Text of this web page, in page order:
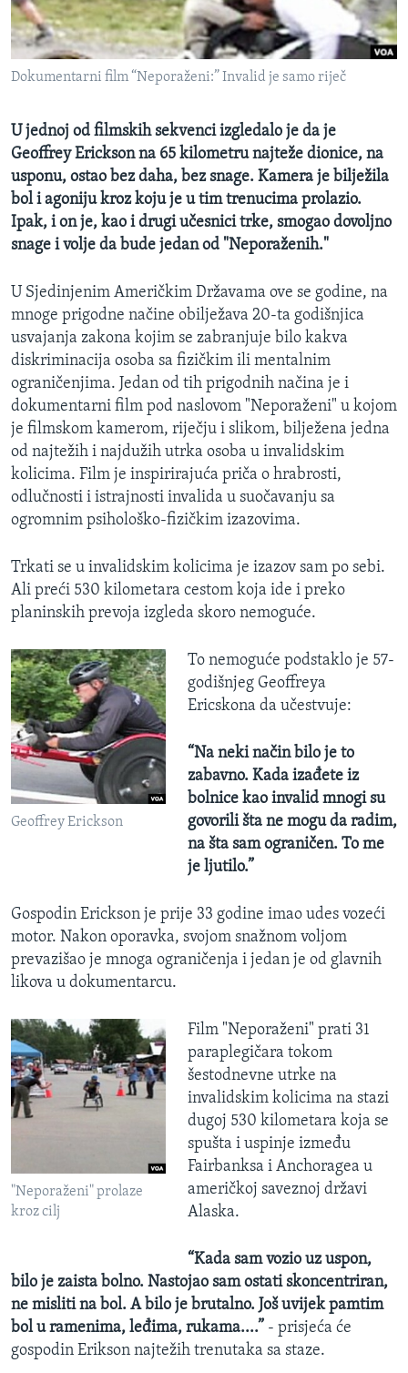
MAGAZIN
O GLASU AMERIKE
PRATITE NAS
Jezici
Dokumentarni film “Neporaženi:” Invalid je samo riječ
U jednoj od filmskih sekvenci izgledalo je da je
Geoffrey Erickson na 65 kilometru najteže dionice, na
usponu, ostao bez daha, bez snage. Kamera je bilježila
bol i agoniju kroz koju je u tim trenucima prolazio.
Ipak, i on je, kao i drugi učesnici trke, smogao dovoljno
snage i volje da bude jedan od "Neporaženih."
U Sjedinjenim Američkim Državama ove se godine, na
mnoge prigodne načine obilježava 20-ta godišnjica
usvajanja zakona kojim se zabranjuje bilo kakva
diskriminacija osoba sa fizičkim ili mentalnim
ograničenjima. Jedan od tih prigodnih načina je i
dokumentarni film pod naslovom "Neporaženi" u kojom
je filmskom kamerom, riječju i slikom, bilježena jedna
od najtežih i najdužih utrka osoba u invalidskim
kolicima. Film je inspirirajuća priča o hrabrosti,
odlučnosti i istrajnosti invalida u suočavanju sa
ogromnim psihološko-fizičkim izazovima.
Trkati se u invalidskim kolicima je izazov sam po sebi.
Ali preći 530 kilometara cestom koja ide i preko
planinskih prevoja izgleda skoro nemoguće.
Geoffrey Erickson
To nemoguće podstaklo je 57-
godišnjeg Geoffreya
Ericskona da učestvuje:
“Na neki način bilo je to
zabavno. Kada izađete iz
bolnice kao invalid mnogi su
govorili šta ne mogu da radim,
na šta sam ograničen. To me
je ljutilo.”
Gospodin Erickson je prije 33 godine imao udes vozeći
motor. Nakon oporavka, svojom snažnom voljom
prevazišao je mnoga ograničenja i jedan je od glavnih
likova u dokumentarcu.
"Neporaženi" prolaze
kroz cilj
Film "Neporaženi" prati 31
paraplegičara tokom
šestodnevne utrke na
invalidskim kolicima na stazi
dugoj 530 kilometara koja se
spušta i uspinje između
Fairbanksa i Anchoragea u
američkoj saveznoj državi
Alaska.
“Kada sam vozio uz uspon,
bilo je zaista bolno. Nastojao sam ostati skoncentriran,
ne misliti na bol. A bilo je brutalno. Još uvijek pamtim
bol u ramenima, leđima, rukama....” - prisjeća će
gospodin Erikson najtežih trenutaka sa staze.